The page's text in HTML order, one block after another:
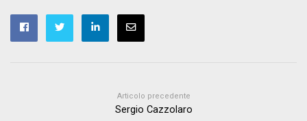
Articolo precedente
Sergio Cazzolaro